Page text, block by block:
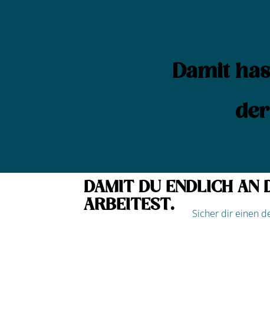
Damit
DAMIT DU ENDLICH AN
ARBEITEST.
Sicher dir einen